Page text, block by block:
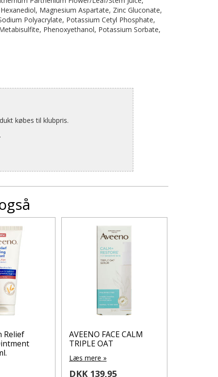
Magnesium Aspartate, Zinc Gluconate,
Polyacrylate, Potassium Cetyl Phosphate,
Phenoxyethanol, Potassium Sorbate,
købes til klubpris.
Relief
AVEENO FACE CALM
TRIPLE OAT
Læs mere »
DKK 139,95